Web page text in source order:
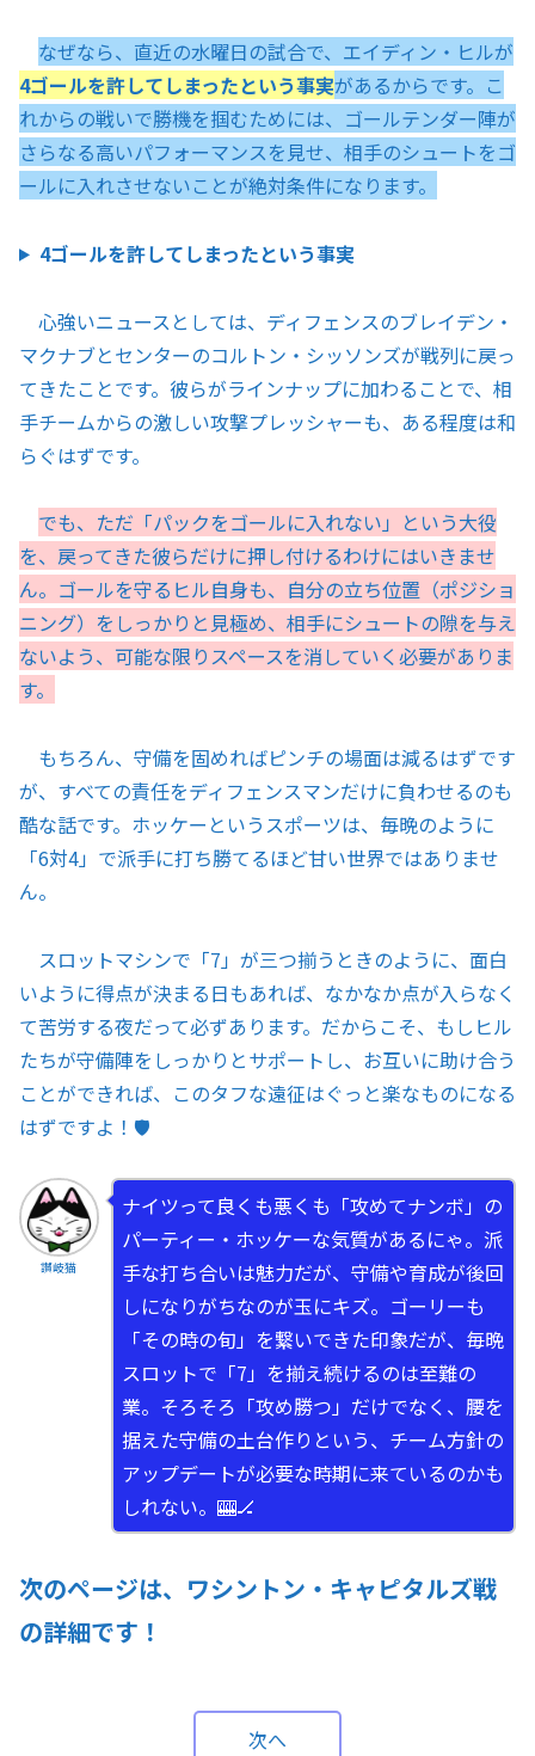
なぜなら、直近の水曜日の試合で、エイディン・ヒルが
4ゴールを許してしまったという事実があるからです。こ
れからの戦いで勝機を掴むためには、ゴールテンダー陣が
さらなる高いパフォーマンスを見せ、相手のシュートをゴ
ールに入れさせないことが絶対条件になります。
4ゴールを許してしまったという事実
心強いニュースとしては、ディフェンスのブレイデン・
マクナブとセンターのコルトン・シッソンズが戦列に戻っ
てきたことです。彼らがラインナップに加わることで、相
手チームからの激しい攻撃プレッシャーも、ある程度は和
らぐはずです。
でも、ただ「パックをゴールに入れない」という大役
を、戻ってきた彼らだけに押し付けるわけにはいきませ
ん。ゴールを守るヒル自身も、自分の立ち位置（ポジショ
ニング）をしっかりと見極め、相手にシュートの隙を与え
ないよう、可能な限りスペースを消していく必要がありま
す。
もちろん、守備を固めればピンチの場面は減るはずです
が、すべての責任をディフェンスマンだけに負わせるのも
酷な話です。ホッケーというスポーツは、毎晩のように
「6対4」で派手に打ち勝てるほど甘い世界ではありませ
ん。
スロットマシンで「7」が三つ揃うときのように、面白
いように得点が決まる日もあれば、なかなか点が入らなく
て苦労する夜だって必ずあります。だからこそ、もしヒル
たちが守備陣をしっかりとサポートし、お互いに助け合う
ことができれば、このタフな遠征はぐっと楽なものになる
はずですよ！🛡️
讃岐猫
ナイツって良くも悪くも「攻めてナンボ」の
パーティー・ホッケーな気質があるにゃ。派
手な打ち合いは魅力だが、守備や育成が後回
しになりがちなのが玉にキズ。ゴーリーも
「その時の旬」を繋いできた印象だが、毎晩
スロットで「7」を揃え続けるのは至難の
業。そろそろ「攻め勝つ」だけでなく、腰を
据えた守備の土台作りという、チーム方針の
アップデートが必要な時期に来ているのかも
しれない。🎰🏒
次のページは、ワシントン・キャピタルズ戦
の詳細です！
次へ